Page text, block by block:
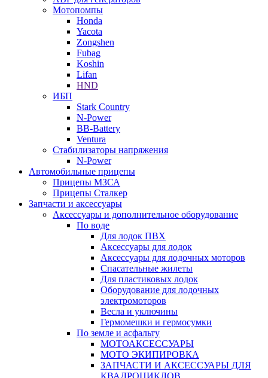
Мотопомпы
Honda
Yacota
Zongshen
Fubag
Koshin
Lifan
HND
ИБП
Stark Country
N-Power
BB-Battery
Ventura
Стабилизаторы напряжения
N-Power
Автомобильные прицепы
Прицепы МЗСА
Прицепы Сталкер
Запчасти и аксессуары
Аксессуары и дополнительное оборудование
По воде
Для лодок ПВХ
Аксессуары для лодок
Аксессуары для лодочных моторов
Спасательные жилеты
Для пластиковых лодок
Оборудование для лодочных
электромоторов
Весла и уключины
Гермомешки и гермосумки
По земле и асфальту
МОТОАКСЕССУАРЫ
МОТО ЭКИПИРОВКА
ЗАПЧАСТИ И АКСЕССУАРЫ ДЛЯ
КВАДРОЦИКЛОВ